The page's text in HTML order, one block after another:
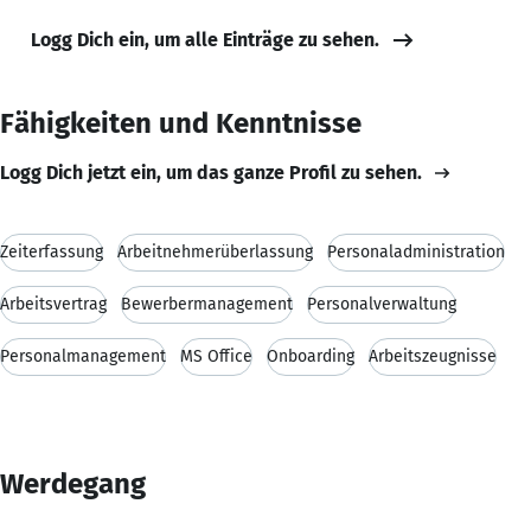
Logg Dich ein, um alle Einträge zu sehen.
Fähigkeiten und Kenntnisse
Logg Dich jetzt ein, um das ganze Profil zu sehen.
Zeiterfassung Arbeitnehmerüberlassung Personaladministration
Arbeitsvertrag Bewerbermanagement Personalverwaltung
Personalmanagement MS Office Onboarding Arbeitszeugnisse
Werdegang